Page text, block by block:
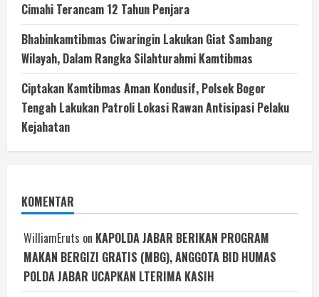
Cimahi Terancam 12 Tahun Penjara
Bhabinkamtibmas Ciwaringin Lakukan Giat Sambang
Wilayah, Dalam Rangka Silahturahmi Kamtibmas
Ciptakan Kamtibmas Aman Kondusif, Polsek Bogor
Tengah Lakukan Patroli Lokasi Rawan Antisipasi Pelaku
Kejahatan
KOMENTAR
WilliamEruts on KAPOLDA JABAR BERIKAN PROGRAM
MAKAN BERGIZI GRATIS (MBG), ANGGOTA BID HUMAS
POLDA JABAR UCAPKAN LTERIMA KASIH